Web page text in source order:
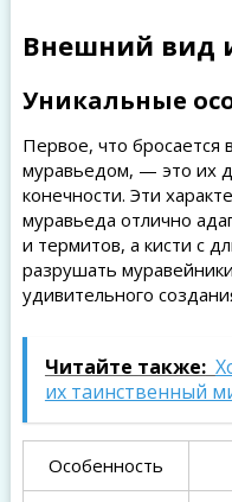
Внешний вид
Уникальные
Первое, что бросается
муравьедом, — это их
конечности. Эти
муравьеда отлично
и термитов, а кисти с
разрушать
удивительного
Читайте также:
их таинственный
Особенность